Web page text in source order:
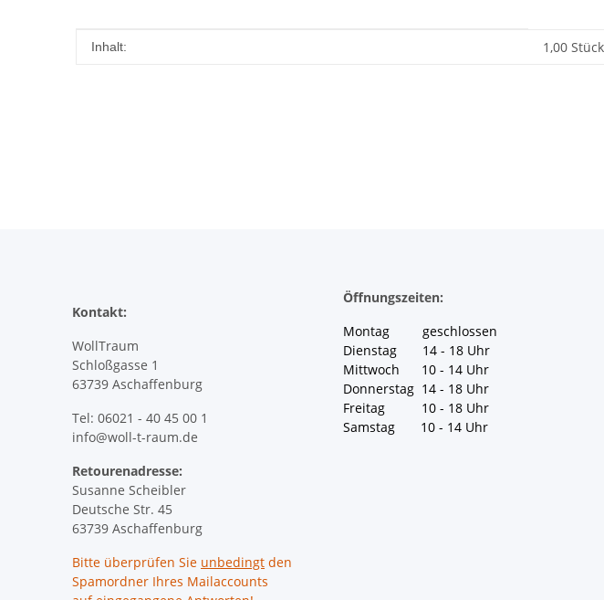
Produkteigenschaft
Wert
Inhalt: 1,00 Stück
Kontakt:
WollTraum
Schloßgasse 1
63739 Aschaffenburg
Tel: 06021 - 40 45 00 1
info@woll-t-raum.de
Retourenadresse:
Susanne Scheibler
Deutsche Str. 45
63739 Aschaffenburg
Bitte überprüfen Sie unbedingt den
Spamordner Ihres Mailaccounts
Öffnungszeiten:
Montag geschlossen
Dienstag 14 - 18 Uhr
Mittwoch 10 - 14 Uhr
Donnerstag 14 - 18 Uhr
Freitag 10 - 18 Uhr
Samstag 10 - 14 Uhr